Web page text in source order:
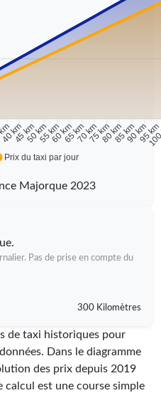
40 km45 km50 km55 km60 km65 km70 km75 km80 km85 km90 km95 km
Prix du taxi par jour
Majorque 2023
Pas de prise en compte du
300 Kilomètres
de taxi historiques pour
Dans le diagramme
des prix depuis 2019
calcul est une course simple